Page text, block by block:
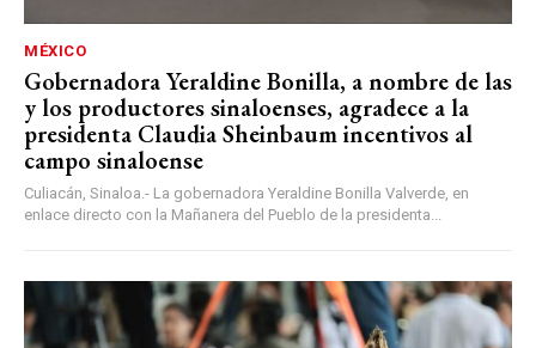
MÉXICO
Gobernadora Yeraldine Bonilla, a nombre de las
y los productores sinaloenses, agradece a la
presidenta Claudia Sheinbaum incentivos al
campo sinaloense
Culiacán, Sinaloa.- La gobernadora Yeraldine Bonilla Valverde, en
enlace directo con la Mañanera del Pueblo de la presidenta...